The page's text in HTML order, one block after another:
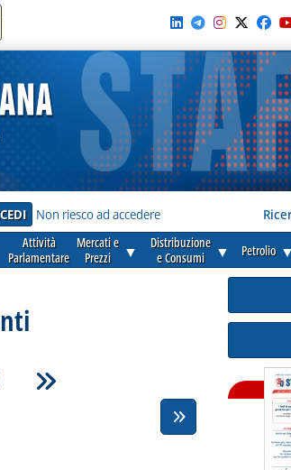
Non riesco ad accedere
Attività
Parlamentare
Mercati e
Prezzi
▼
Distribuzione
e Consumi
▼ Petrolio ▼